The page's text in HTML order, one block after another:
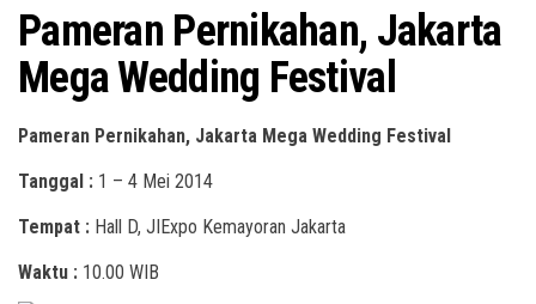
Acara &
Promo
Terbaru
Bazaar,
Workshop,
Job Fair,
Lomba dll.
Pameran Pernikahan, Jakarta
Mega Wedding Festival
Pameran Pernikahan, Jakarta Mega Wedding Festival
Tanggal : 1 – 4 Mei 2014
Tempat : Hall D, JIExpo Kemayoran Jakarta
Waktu : 10.00 WIB